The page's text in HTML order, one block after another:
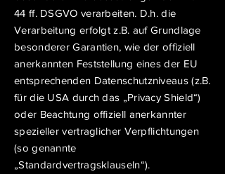
44 ff. DSGVO verarbeiten. D.h. die
Verarbeitung erfolgt z.B. auf Grundlage
besonderer Garantien, wie der offiziell
anerkannten Feststellung eines der EU
entsprechenden Datenschutzniveaus (z.B.
für die USA durch das „Privacy Shield“)
oder Beachtung offiziell anerkannter
spezieller vertraglicher Verpflichtungen
(so genannte
„Standardvertragsklauseln“).